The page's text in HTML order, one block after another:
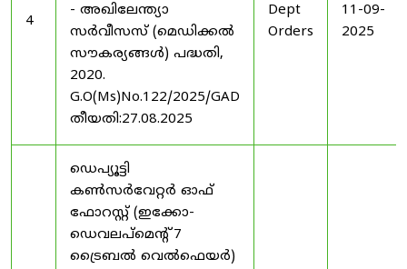
4
- അഖിലേന്ത്യാ
സർവീസസ് (മെഡിക്കൽ
സൗകര്യങ്ങൾ) പദ്ധതി,
2020.
G.O(Ms)No.122/2025/GAD
തീയതി:27.08.2025
Dept
Orders
11-09-
2025
ഡെപ്യൂട്ടി
കൺസർവേറ്റർ ഓഫ്
ഫോറസ്റ്റ് (ഇക്കോ-
ഡെവലപ്മെന്റ് 7
ട്രൈബൽ വെൽഫെയർ)